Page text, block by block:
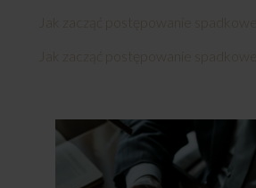
Jak zacząć postępowanie spadkowe?
Jak zacząć postępowanie spadkowe?